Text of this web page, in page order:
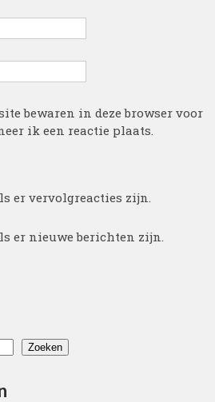
bewaren in deze browser voor
ik een reactie plaats.
er vervolgreacties zijn.
er nieuwe berichten zijn.
Zoeken